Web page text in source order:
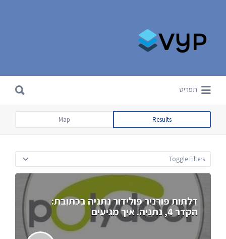
תפריט
Results
Map
Toggle Filters
דלתות פורניר פולידור נתניה בכתובת:
הקדר 4, נתניה. איך מגיעים